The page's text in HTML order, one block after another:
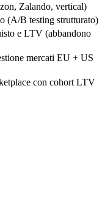
Zalando, vertical)
(A/B testing strutturato)
e LTV (abbandono
mercati EU + US
con cohort LTV